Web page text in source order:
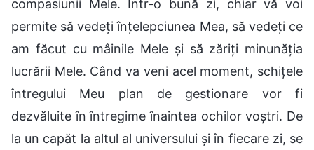
compasiunii Mele. Într-o bună zi, chiar vă voi
permite să vedeți înțelepciunea Mea, să vedeți ce
am făcut cu mâinile Mele și să zăriți minunăția
lucrării Mele. Când va veni acel moment, schițele
întregului Meu plan de gestionare vor fi
dezvăluite în întregime înaintea ochilor voștri. De
la un capăt la altul al universului și în fiecare zi, se